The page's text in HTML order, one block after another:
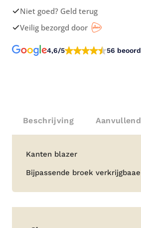
Niet goed? Geld terug
Veilig bezorgd door
4,6/5 56
Beschrijving
Beschrijving
Kanten blazer
Bijpassende broek verkrijgbaae